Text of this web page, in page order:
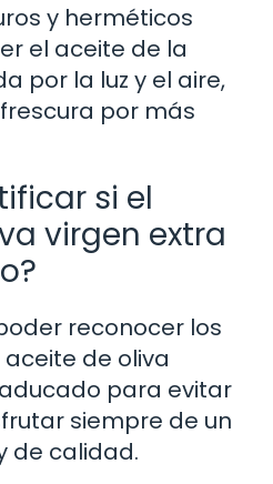
y herméticos
el aceite de la
por la luz y el aire,
por más
si el
virgen extra
reconocer los
de oliva
para evitar
siempre de un
de calidad.